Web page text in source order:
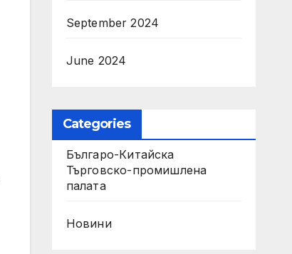
September 2024
June 2024
Categories
Българо-Китайска
Търговско-промишлена
палaта
Новини